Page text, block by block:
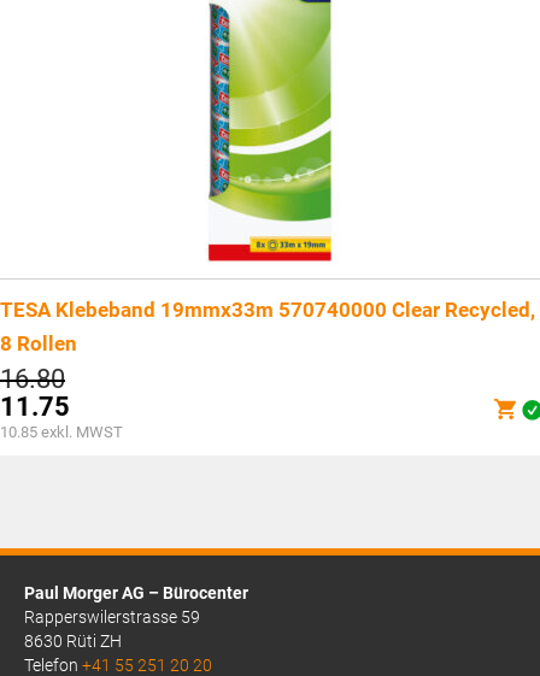
TESA Klebeband 19mmx33m 570740000 Clear Recycled,
8 Rollen
16.80Ursprünglicher
Preis
war:
CHF16.80
11.75
Aktueller
10.85 exkl. MWST
Paul Morger AG – Bürocenter
Rapperswilerstrasse 59
8630 Rüti ZH
Telefon +41 55 251 20 20